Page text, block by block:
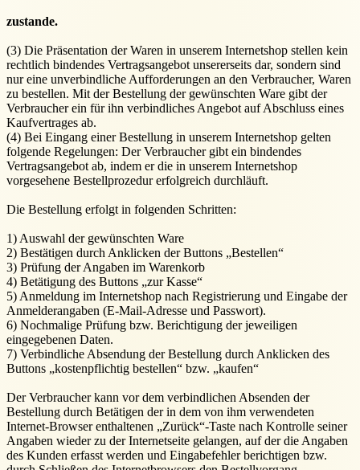
zustande.
(3) Die Präsentation der Waren in unserem Internetshop stellen kein
rechtlich bindendes Vertragsangebot unsererseits dar, sondern sind
nur eine unverbindliche Aufforderungen an den Verbraucher, Waren
zu bestellen. Mit der Bestellung der gewünschten Ware gibt der
Verbraucher ein für ihn verbindliches Angebot auf Abschluss eines
Kaufvertrages ab.
(4) Bei Eingang einer Bestellung in unserem Internetshop gelten
folgende Regelungen: Der Verbraucher gibt ein bindendes
Vertragsangebot ab, indem er die in unserem Internetshop
vorgesehene Bestellprozedur erfolgreich durchläuft.
Die Bestellung erfolgt in folgenden Schritten:
1) Auswahl der gewünschten Ware
2) Bestätigen durch Anklicken der Buttons „Bestellen“
3) Prüfung der Angaben im Warenkorb
4) Betätigung des Buttons „zur Kasse“
5) Anmeldung im Internetshop nach Registrierung und Eingabe der
Anmelderangaben (E-Mail-Adresse und Passwort).
6) Nochmalige Prüfung bzw. Berichtigung der jeweiligen
eingegebenen Daten.
7) Verbindliche Absendung der Bestellung durch Anklicken des
Buttons „kostenpflichtig bestellen“ bzw. „kaufen“
Der Verbraucher kann vor dem verbindlichen Absenden der
Bestellung durch Betätigen der in dem von ihm verwendeten
Internet-Browser enthaltenen „Zurück“-Taste nach Kontrolle seiner
Angaben wieder zu der Internetseite gelangen, auf der die Angaben
des Kunden erfasst werden und Eingabefehler berichtigen bzw.